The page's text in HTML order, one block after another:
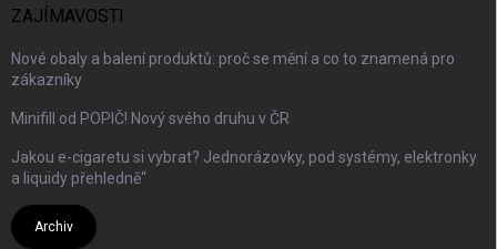
ZAJÍMAVOSTI
Nové obaly a balení produktů: proč se mění a co to znamená pro
zákazníky
Minifill od POPIČ! Nový svého druhu v ČR
Jakou e-cigaretu si vybrat? Jednorázovky, pod systémy, elektronky
a liquidy přehledně“
Archiv